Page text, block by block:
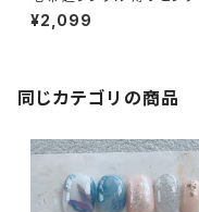
ョート ネイルチップ お呼ば
フィス バレにくい 自爪風 通
¥2,099
同じカテゴリの商品